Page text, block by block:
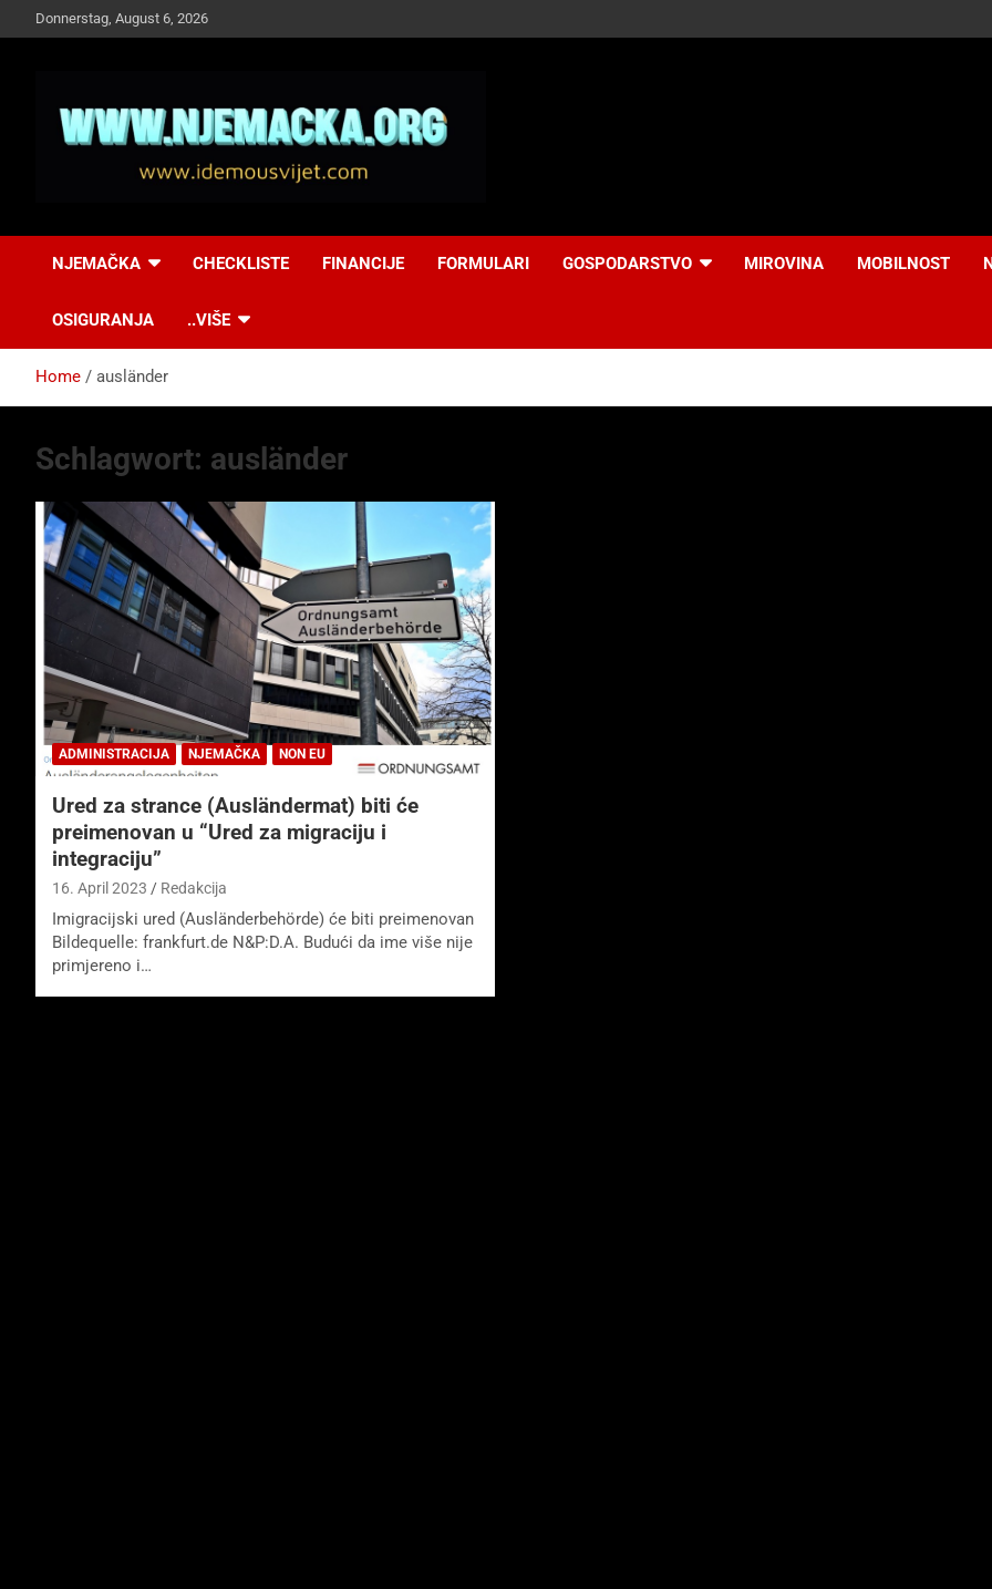
to
Donnerstag, August 6, 2026
Idemo u Svijet-
NJEMAČKA CHECKLISTE FINANCIJE FORMULARI GOSPODARSTVO MIROVINA MOBILNOST
OSIGURANJA ..VIŠE
Home ausländer
Schlagwort: ausländer
ADMINISTRACIJA NJEMAČKA NON EU
Ured za strance (Ausländermat) biti će
preimenovan u “Ured za migraciju i
integraciju”
16. April 2023 Redakcija
Imigracijski ured (Ausländerbehörde) će biti preimenovan
Bildequelle: frankfurt.de N&P:D.A. Budući da ime više nije
primjereno i…